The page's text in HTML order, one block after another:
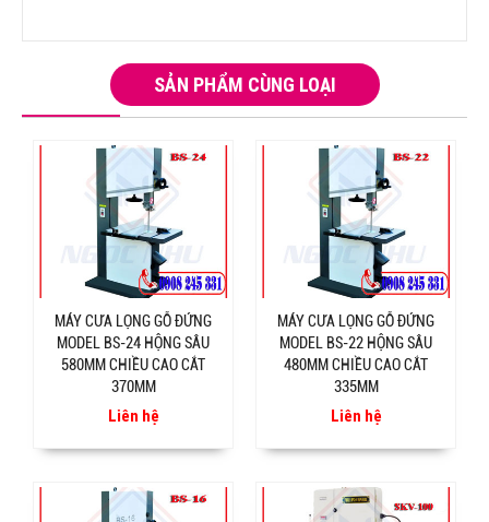
SẢN PHẨM CÙNG LOẠI
MÁY CƯA LỌNG GỖ ĐỨNG
MODEL BS-24 HỘNG SÂU
580MM CHIỀU CAO CẮT
370MM
Liên hệ
MÁY CƯA LỌNG GỖ ĐỨNG
MODEL BS-22 HỘNG SÂU
480MM CHIỀU CAO CẮT
335MM
Liên hệ